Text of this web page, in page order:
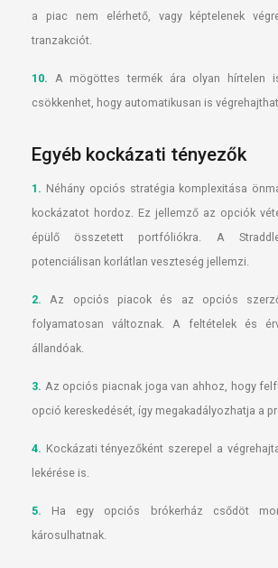
a piac nem elérhető, vagy képtelenek
tranzakciót.
10. A mögöttes termék ára olyan hírtelen
csökkenhet, hogy automatikusan is
Egyéb kockázati tényezők
1. Néhány opciós stratégia komplexitása
kockázatot hordoz. Ez jellemző az opciók
épülő összetett portfóliókra. A
potenciálisan korlátlan veszteség jellemzi.
2. Az opciós piacok és az opciós
folyamatosan változnak. A feltételek és
állandóak.
3. Az opciós piacnak joga van ahhoz, hogy
opció kereskedését, így megakadályozhatja a
4. Kockázati tényezőként szerepel a
lekérése is.
5. Ha egy opciós brókerház csődöt
károsulhatnak.